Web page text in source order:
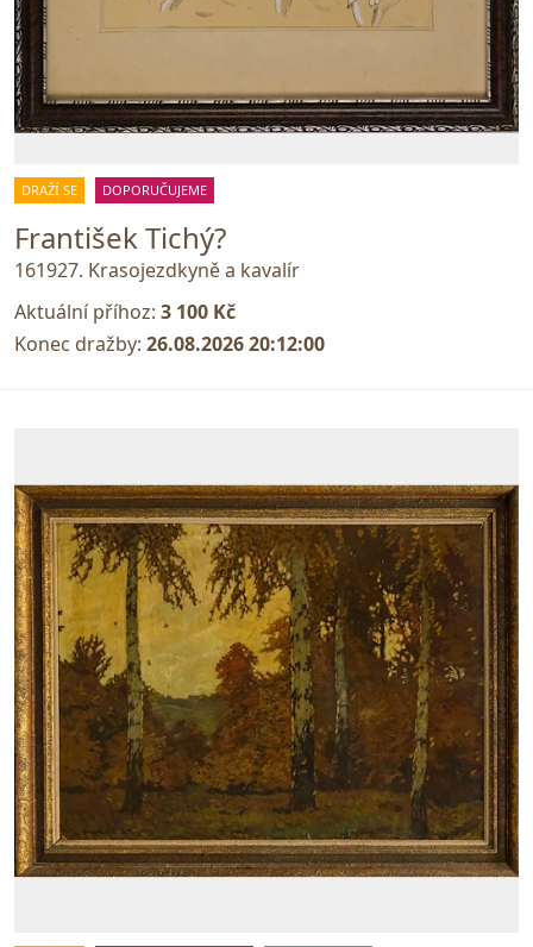
DRAŽÍ SE DOPORUČUJEME
František Tichý?
161927. Krasojezdkyně a kavalír
Aktuální příhoz: 3 100 Kč
Konec dražby: 26.08.2026 20:12:00